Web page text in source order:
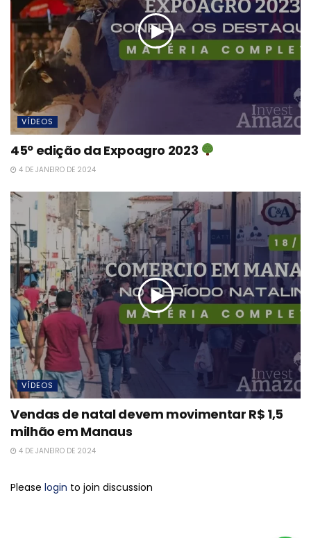
VÍDEOS
45º edição da Expoagro 2023
4 DE JANEIRO DE 2024
VÍDEOS
Vendas de natal devem movimentar R$ 1,5
milhão em Manaus
4 DE JANEIRO DE 2024
Please login to join discussion